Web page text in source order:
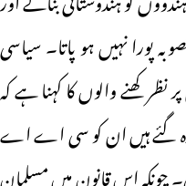
پورا نہیں ہو پاتا۔ سیاسی
نظر کھنے والوں کا کہنا ہے کہ
گئے ہیں ان کو سی اے اے
اس قانون میں مسلمان